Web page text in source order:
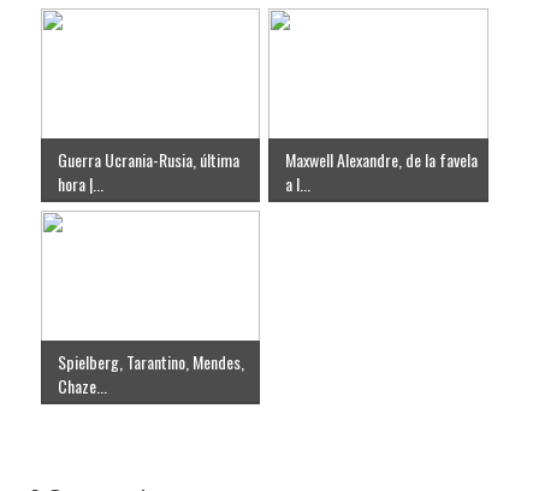
Guerra Ucrania-Rusia, última
hora |...
Maxwell Alexandre, de la favela
a l...
Spielberg, Tarantino, Mendes,
Chaze...